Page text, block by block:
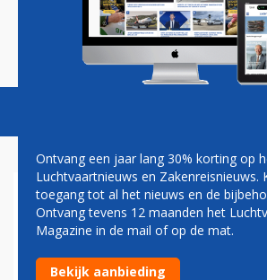
Magazine Podcasts
AVIANCA NEEMT
A320NEO'S OVER VAN
OMGEVALLEN
Ontvang een jaar lang 30% korting op
Luchtvaartnieuws en Zakenreisnieuws.
toegang tot al het nieuws en de
Ontvang tevens 12 maanden het
Magazine in de mail of op de mat.
Bekijk aanbieding